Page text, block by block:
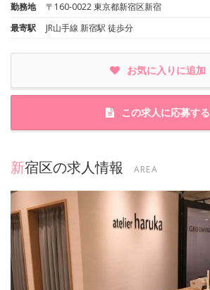
勤務地
〒160-0022 東京都新宿区新宿
最寄駅
JR山手線 新宿駅 徒歩分
お気に入りに追加
この求人に応募する
新宿区の求人情報 AREA